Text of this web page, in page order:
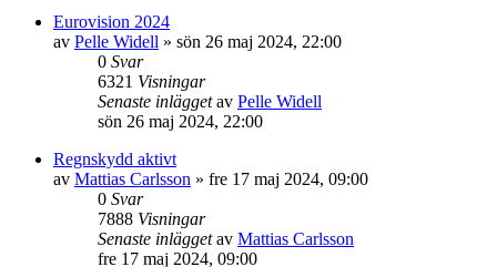
Eurovision 2024
av Pelle Widell » sön 26 maj 2024, 22:00
0 Svar
6321 Visningar
Senaste inläggetav Pelle Widell
sön 26 maj 2024, 22:00
Regnskydd aktivt
av Mattias Carlsson » fre 17 maj 2024, 09:00
0 Svar
7888 Visningar
Senaste inläggetav Mattias Carlsson
fre 17 maj 2024, 09:00